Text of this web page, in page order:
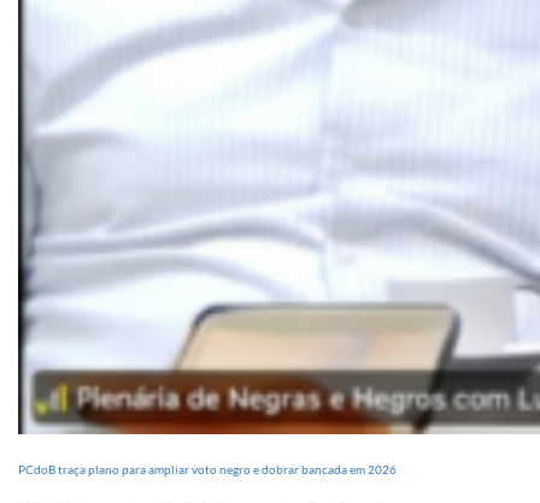
PCdoB traça plano para ampliar voto negro e dobrar bancada em 2026